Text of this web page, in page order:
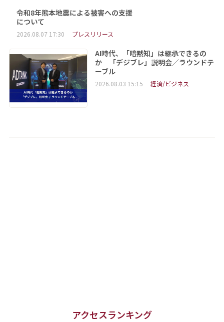
令和8年熊本地震による被害への支援
について
2026.08.07 17:30 プレスリリース
AI時代、「暗黙知」は継承できるの
か 「デジブレ」説明会／ラウンドテ
ーブル
2026.08.03 15:15 経済/ビジネス
アクセスランキング